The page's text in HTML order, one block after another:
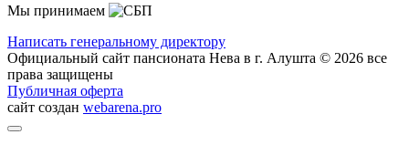
Мы принимаем
Написать генеральному директору
Официальный сайт пансионата Нева в г. Алушта © 2026 все
права защищены
Публичная оферта
сайт создан webarena.pro